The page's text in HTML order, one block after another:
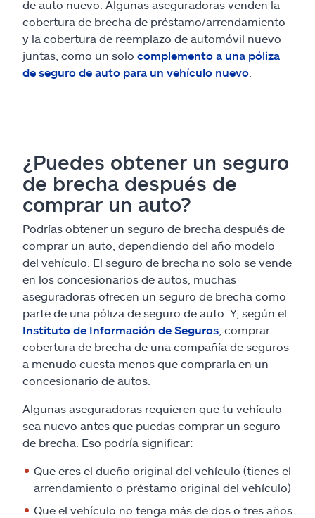
de auto nuevo. Algunas aseguradoras venden la
cobertura de brecha de préstamo/arrendamiento
y la cobertura de reemplazo de automóvil nuevo
juntas, como un solo complemento a una póliza
de seguro de auto para un vehículo nuevo
¿Puedes obtener un seguro
de brecha después de
comprar un auto?
Podrías obtener un seguro de brecha después de
comprar un auto, dependiendo del año modelo
del vehículo. El seguro de brecha no solo se vende
en los concesionarios de autos, muchas
aseguradoras ofrecen un seguro de brecha como
parte de una póliza de seguro de auto. Y, según el
Instituto de Información de Seguros , comprar
cobertura de brecha de una compañía de seguros
a menudo cuesta menos que comprarla en un
concesionario de autos.
Algunas aseguradoras requieren que tu vehículo
sea nuevo antes que puedas comprar un seguro
de brecha. Eso podría significar:
Que eres el dueño original del vehículo (tienes el
arrendamiento o préstamo original del vehículo)
Que el vehículo no tenga más de dos o tres años